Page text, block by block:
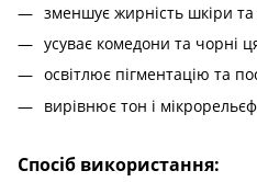
зменшує жирність шкіри
усуває комедони та чорні
освітлює пігментацію та
вирівнює тон і
Спосіб використання: